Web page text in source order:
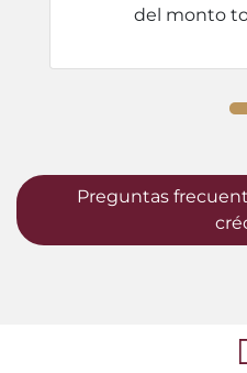
del monto
Preguntas